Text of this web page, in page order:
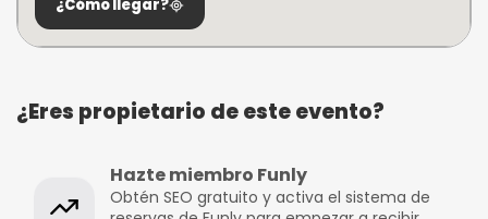
¿Cómo llegar?
¿Eres propietario de este evento?
Hazte miembro Funly
Obtén SEO gratuito y activa el sistema de